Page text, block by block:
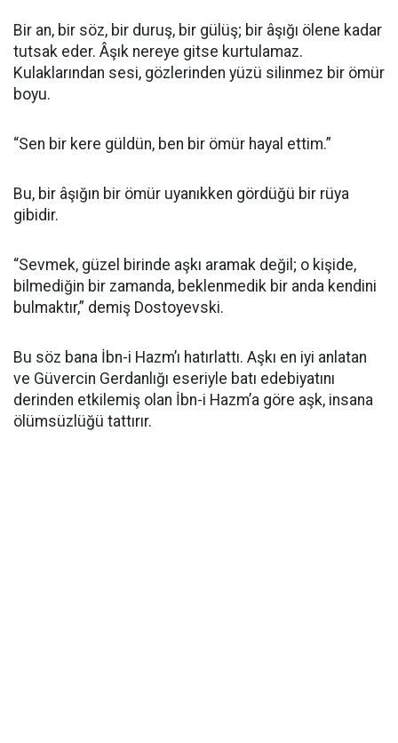
Bir an, bir söz, bir duruş, bir gülüş; bir âşığı ölene kadar
tutsak eder. Âşık nereye gitse kurtulamaz.
Kulaklarından sesi, gözlerinden yüzü silinmez bir ömür
boyu.
“Sen bir kere güldün, ben bir ömür hayal ettim.”
Bu, bir âşığın bir ömür uyanıkken gördüğü bir rüya
gibidir.
“Sevmek, güzel birinde aşkı aramak değil; o kişide,
bilmediğin bir zamanda, beklenmedik bir anda kendini
bulmaktır,” demiş Dostoyevski.
Bu söz bana İbn-i Hazm’ı hatırlattı. Aşkı en iyi anlatan
ve Güvercin Gerdanlığı eseriyle batı edebiyatını
derinden etkilemiş olan İbn-i Hazm’a göre aşk, insana
ölümsüzlüğü tattırır.